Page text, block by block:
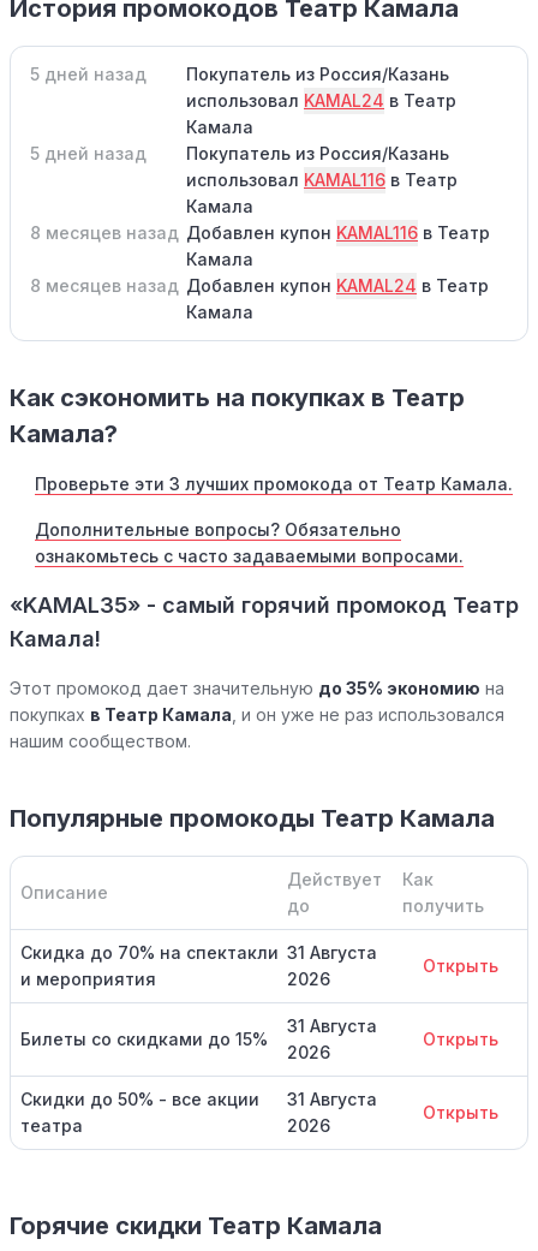
История промокодов Театр Камала
5 дней назад
Покупатель из Россия/Казань
использовал KAMAL24 в Театр
Камала
5 дней назад
Покупатель из Россия/Казань
использовал KAMAL116 в Театр
Камала
8 месяцев назад Добавлен купон KAMAL116 в Театр
Камала
8 месяцев назад Добавлен купон KAMAL24 в Театр
Камала
Как сэкономить на покупках в Театр
Камала?
Проверьте эти 3 лучших промокода от Театр Камала.
Дополнительные вопросы? Обязательно
ознакомьтесь с часто задаваемыми вопросами.
«KAMAL35» - самый горячий промокод Театр
Камала!
Этот промокод дает значительную до 35% экономию на
покупках в Театр Камала , и он уже не раз использовался
нашим сообществом.
Популярные промокоды Театр Камала
Описание
Действует
до
Как
получить
Скидка до 70% на спектакли
и мероприятия
31 Августа
2026
Открыть
Билеты со скидками до 15%
31 Августа
2026
Открыть
Скидки до 50% - все акции
театра
31 Августа
2026
Открыть
Горячие скидки Театр Камала